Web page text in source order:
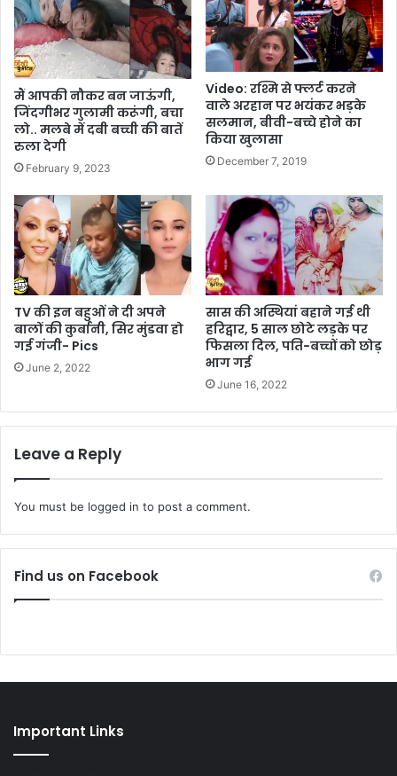
मैं आपकी नौकर बन जाऊंगी,
जिंदगीभर गुलामी करूंगी, बचा
लो.. मलबे में दबी बच्ची की बातें
रुला देगी
February 9, 2023
Video: रश्मि से फ्लर्ट करने
वाले अरहान पर भयंकर भड़के
सलमान, बीवी-बच्चे होने का
किया खुलासा
December 7, 2019
TV की इन बहुओं ने दी अपने
बालों की कुर्बानी, सिर मुंडवा हो
गई गंजी- Pics
June 2, 2022
सास की अस्थियां बहाने गई थी
हरिद्वार, 5 साल छोटे लड़के पर
फिसला दिल, पति-बच्चों को छोड़
भाग गई
June 16, 2022
Leave a Reply
You must be logged in to post a comment.
Find us on Facebook
Important Links